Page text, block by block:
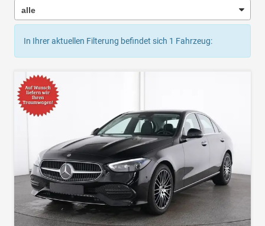
In Ihrer aktuellen Filterung befindet sich 1 Fahrzeug: